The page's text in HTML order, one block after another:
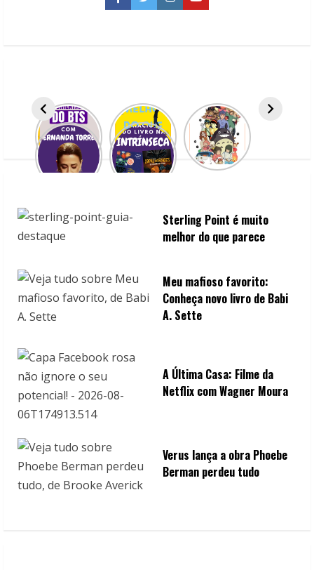
n
Sterling Point é muito
melhor do que parece
Meu mafioso favorito:
Conheça novo livro de Babi
A. Sette
A Última Casa: Filme da
Netflix com Wagner Moura
Verus lança a obra Phoebe
Berman perdeu tudo